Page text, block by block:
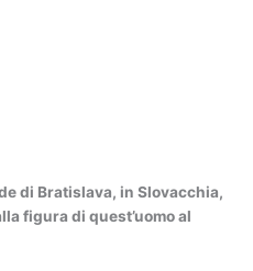
di Bratislava, in Slovacchia,
figura di quest’uomo al